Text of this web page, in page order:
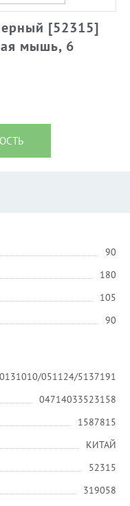
[52315]
мышь, 6
90
180
105
90
051124/5137191
04714033523158
1587815
КИТАЙ
52315
319058